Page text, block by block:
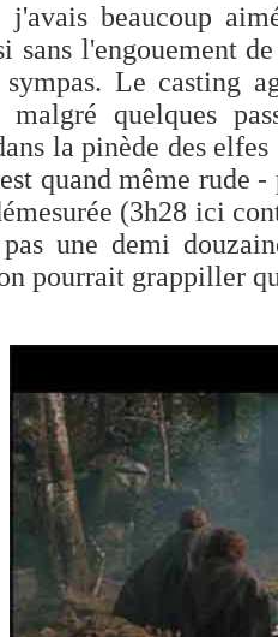
j'avais beaucoup
sans l'engouement
Le casting
quelques
la pinède des
quand même rude -
(3h28 ici
une demi
pourrait grappiller